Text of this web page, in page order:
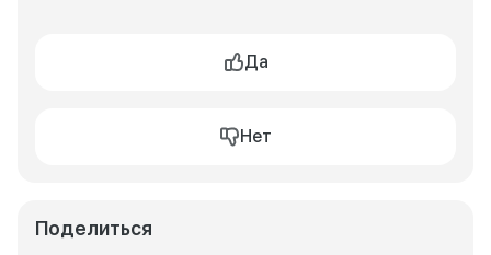
Да
Нет
Поделиться